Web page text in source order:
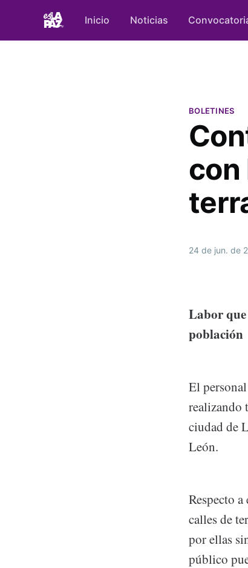
Inicio Noticias
BOLETINES
con
24 de jun. de
Labor que
población
El
realizando
ciudad de
León.
Respecto
calles de
por ellas
público